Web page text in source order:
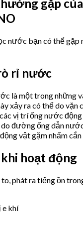
gặp
nước bạn có thể gặp
rỉ nước
là một trong những
xảy ra có thể do vặn
vị trí ống nước
đường ống dẫn
vật gặm nhấm
hoạt động
phát ra tiếng ồn
e khí